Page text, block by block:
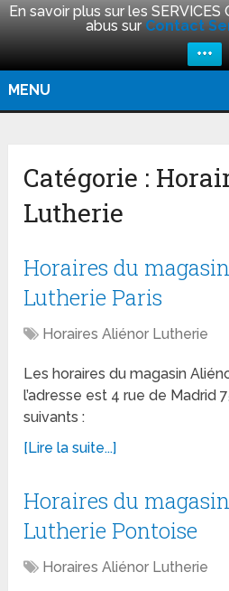
En savoir plus sur les
abus sur Contact
+++
MENU
Catégorie :
Lutherie
Horaires du
Lutherie Paris
Horaires Aliénor Lutherie
Les horaires du magasin
l’adresse est 4 rue de Madrid
suivants :
[Lire la suite...]
Horaires du
Lutherie Pontoise
Horaires Aliénor Lutherie